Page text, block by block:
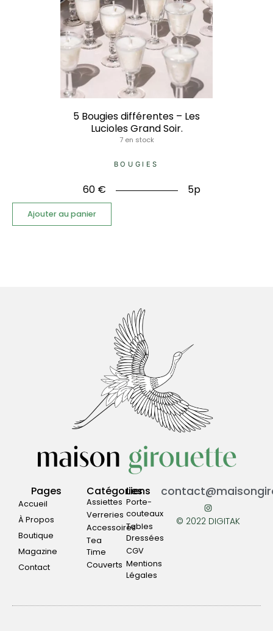
5 Bougies différentes – Les
Lucioles Grand Soir.
7 en stock
BOUGIES
60 € 5p
Ajouter au panier
Pages
Accueil
À Propos
Boutique
Magazine
Contact
Catégories
Assiettes
Verreries
Accessoires
Tea
Time
Couverts
Liens
Porte-
couteaux
Tables
Dressées
CGV
Mentions
Légales
© 2022 DIGITAK